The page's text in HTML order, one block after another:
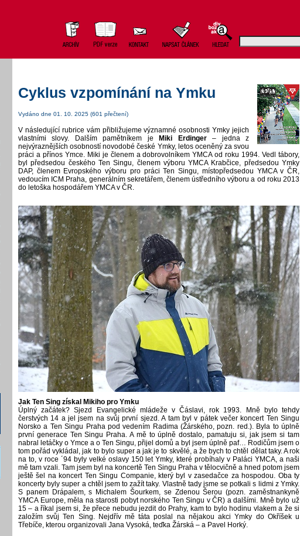
Cyklus vzpomínání na Ymku
Vydáno dne 01. 10. 2025 (601 přečtení)
V následující rubrice vám přibližujeme významné osobnosti Ymky jejich
vlastními slovy. Dalším pamětníkem jeMiki Erdinger– jedna z
nejvýraznějších osobností novodobé české Ymky, letos oceněný za svou
práci a přínos Ymce. Miki je členem a dobrovolníkem YMCA od roku 1994. Vedl tábory,
byl předsedou českého Ten Singu, členem výboru YMCA Krabčice, předsedou Ymky
DAP, členem Evropského výboru pro práci Ten Singu, místopředsedou YMCA v ČR,
vedoucím ICM Praha, generálním sekretářem, členem ústředního výboru a od roku 2013
do letoška hospodářem YMCA v ČR.
Jak Ten Sing získal Mikiho pro Ymku
Úplný začátek? Sjezd Evangelické mládeže v Čáslavi, rok 1993. Mně bylo tehdy
čerstvých 14 a jel jsem na svůj první sjezd. A tam byl v pátek večer koncert Ten Singu
Norsko a Ten Singu Praha pod vedením Radima (Žárského, pozn. red.). Byla to úplně
první generace Ten Singu Praha. A mě to úplně dostalo, pamatuju si, jak jsem si tam
nabral letáčky o Ymce a o Ten Singu, přijel domů a byl jsem úplně paf… Rodičům jsem o
tom pořád vykládal, jak to bylo super a jak je to skvělé, a že bych to chtěl dělat taky. A rok
na to, v roce ´94 byly velké oslavy 150 let Ymky, které probíhaly v Paláci YMCA, a naši
mě tam vzali. Tam jsem byl na koncertě Ten Singu Praha v tělocvičně a hned potom jsem
ještě šel na koncert Ten Singu Companie, který byl v zasedačce za hospodou. Oba ty
koncerty byly super a chtěl jsem to zažít taky. Vlastně tady jsme se potkali s lidmi z Ymky.
S panem Drápalem, s Michalem Šourkem, se Zdenou Šerou (pozn. zaměstnankyně
YMCA Europe, měla na starosti pobyt norského Ten Singu v ČR) a dalšími. Mně bylo už
15 – a říkal jsem si, že přece nebudu jezdit do Prahy, kam to bylo hodinu vlakem a že si
založím svůj Ten Sing. Nejdřív mě táta poslal na nějakou akci Ymky do Okříšek u
Třebíče, kterou organizovali Jana Vysoká, teďka Žárská – a Pavel Horký.